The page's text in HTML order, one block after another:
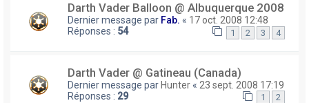
Darth Vader Balloon @ Albuquerque 2008
Dernier message par Fab. « 17 oct. 2008 12:48
Réponses : 54 1 2 3 4
Darth Vader @ Gatineau (Canada)
Dernier message parHunter « 23 sept. 2008 17:19
Réponses : 29 1 2